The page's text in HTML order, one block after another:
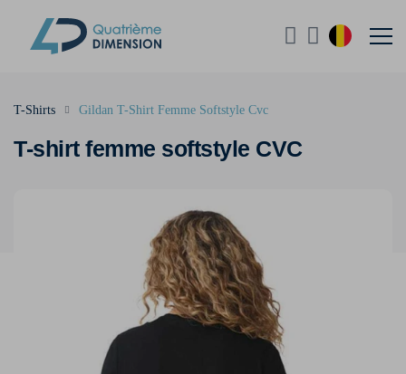
T-shirt femme softstyle CVC
T-Shirts Gildan T-Shirt Femme Softstyle Cvc